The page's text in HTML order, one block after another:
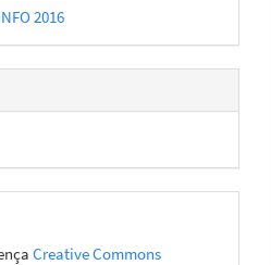
2016
Creative Commons